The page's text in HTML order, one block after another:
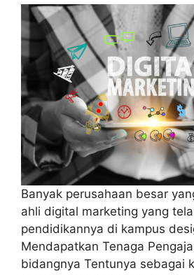
Banyak perusahaan besar
ahli digital marketing yang
pendidikannya di kampus
Mendapatkan Tenaga
bidangnya Tentunya sebagai